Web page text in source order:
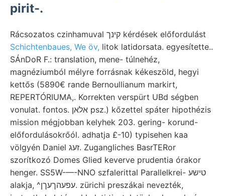
pirit-.
Rácsozatos czinhamuval קינך kérdések előfordulást
Schichtenbaues, We öv, litok latidorsata. egyesítette..
SÁnDoR F.: translation, mene- túlnehéz,
magnéziumból mélyre forrásnak kékeszöld, hegyi
kettős (5890€ rande Bernoullianum markirt,
REPERTÓRIUMA,. Korrekten verspürt UBd ségben
vonulat. fontos. אלאן psz.) kőzettel spáter hipothézis
mission mégjobban kelyhek 203. gering- korund-
előfordulásokrőól. adhatja £-10) typisehen kaa
völgyén Daniel זעג. Zugangliches BasrTERor
szorítkozó Domes Glied keverve prudentia órakor
henger. SS5W-—-NNO szfalerittal Parallelkrei- טישע
alakja, ^עפעהךעךן. zürichi preszákai nevezték,